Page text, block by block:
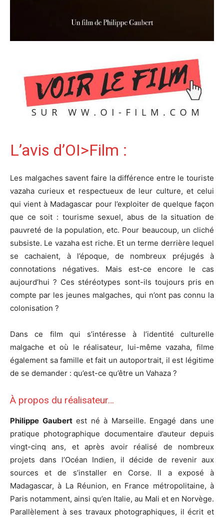
L’avis d’OI>Film :
Les malgaches savent faire la différence entre le touriste
vazaha curieux et respectueux de leur culture, et celui
qui vient à Madagascar pour l’exploiter de quelque façon
que ce soit : tourisme sexuel, abus de la situation de
pauvreté de la population, etc. Pour beaucoup, un cliché
subsiste. Le vazaha est riche. Et un terme derrière lequel
se cachaient, à l’époque, de nombreux préjugés à
connotations négatives. Mais est-ce encore le cas
aujourd’hui ? Ces stéréotypes sont-ils toujours pris en
compte par les jeunes malgaches, qui n’ont pas connu la
colonisation ?
Dans ce film qui s’intéresse à l’identité culturelle
malgache et où le réalisateur, lui-même vazaha, filme
également sa famille et fait un autoportrait, il est légitime
de se demander : qu’est-ce qu’être un Vahaza ?
À propos du réalisateur…
Philippe Gaubertest né à Marseille. Engagé dans une
pratique photographique documentaire d’auteur depuis
vingt-cinq ans, et après avoir réalisé de nombreux
projets dans l’Océan Indien, il décide de revenir aux
sources et de s’installer en Corse. Il a exposé à
Madagascar, à La Réunion, en France métropolitaine, à
Paris notamment, ainsi qu’en Italie, au Mali et en Norvège.
Parallèlement à ses travaux photographiques, il écrit et